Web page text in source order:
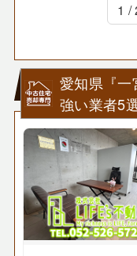
1 /
愛知県『一
強い業者5